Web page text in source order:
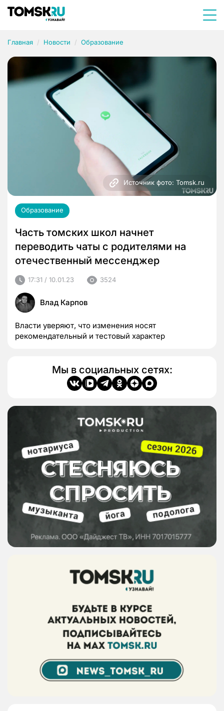
Главная Новости Образование
Источник фото: Tomsk.ru
Образование
Часть томских школ начнет
переводить чаты с родителями на
отечественный мессенджер
17:31 / 10.01.23 3524
Влад Карпов
Власти уверяют, что изменения носят
рекомендательный и тестовый характер
Мы в социальных сетях: